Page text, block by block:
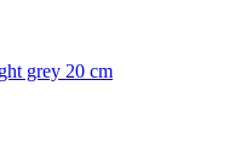
grey 20 cm